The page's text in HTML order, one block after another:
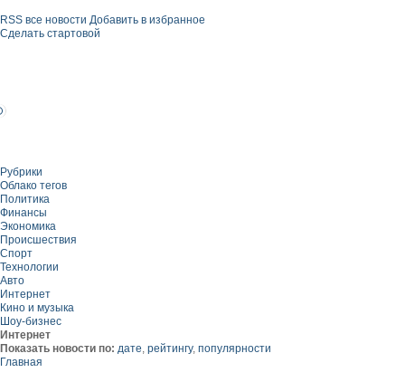
RSS все новости Добавить в избранное
Сделать стартовой
Рубрики
Облако тегов
Политика
Финансы
Экономика
Происшествия
Спорт
Технологии
Авто
Интернет
Кино и музыка
Шоу-бизнес
Интернет
Показать новости по: дате, рейтингу, популярности
Главная